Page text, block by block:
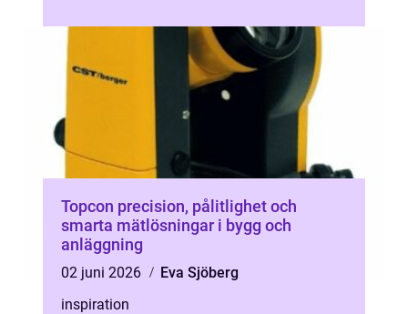
Topcon precision, pålitlighet och
smarta mätlösningar i bygg och
anläggning
02 juni 2026
Eva Sjöberg
inspiration